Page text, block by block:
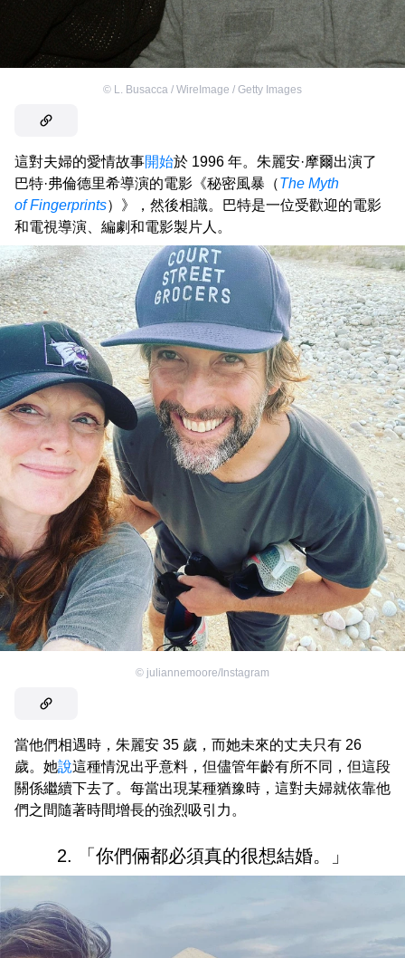
© L. Busacca / WireImage / Getty Images
這對夫婦的愛情故事開始於 1996 年。朱麗安·摩爾出演了
巴特·弗倫德里希導演的電影《秘密風暴（The Myth
of Fingerprints）》，然後相識。巴特是一位受歡迎的電影
和電視導演、編劇和電影製片人。
© juliannemoore/Instagram
當他們相遇時，朱麗安 35 歲，而她未來的丈夫只有 26
歲。她說這種情況出乎意料，但儘管年齡有所不同，但這段
關係繼續下去了。每當出現某種猶豫時，這對夫婦就依靠他
們之間隨著時間增長的強烈吸引力。
2. 「你們倆都必須真的很想結婚。」